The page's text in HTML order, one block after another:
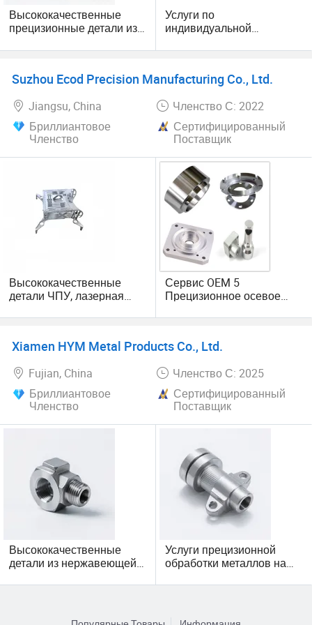
электронная связь, автомобилестроение, контрольно-
измерительные приборы, медицинские,
полупроводниковые приборы, фотоэлектрические,
Высококачественные
прецизионные детали из
латуни для
Услуги по
индивидуальной
с прецизионной ЧПУ
Suzhou Ecod Precision Manufacturing Co., Ltd.
Jiangsu, China
Членство С: 2022
Бриллиантовое
Членство
Сертифицированный
Поставщик
Высококачественные
детали ЧПУ, лазерная
алюминий, нержавеющая
индивидуальные детали
Сервис OEM 5
Прецизионное осевое
Анодирование Покрытие
Сталь Латунь Медь
Фрезерование Токарный
станок Обработанное
Обработка услуг
Xiamen HYM Metal Products Co., Ltd.
Fujian, China
Членство С: 2025
Бриллиантовое
Членство
Сертифицированный
Поставщик
Высококачественные
детали из нержавеющей
помощью ЧПУ, для
Услуги прецизионной
обработки металлов на
возможностями